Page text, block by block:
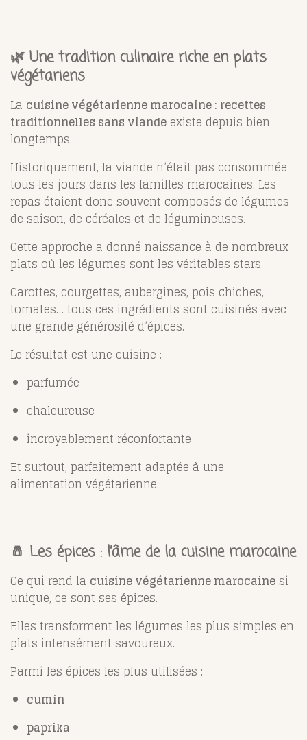
🌿 Une tradition culinaire riche en plats
végétariens
La cuisine végétarienne marocaine : recettes
traditionnelles sans viande existe depuis bien
longtemps.
Historiquement, la viande n’était pas consommée
tous les jours dans les familles marocaines. Les
repas étaient donc souvent composés de légumes
de saison, de céréales et de légumineuses.
Cette approche a donné naissance à de nombreux
plats où les légumes sont les véritables stars.
Carottes, courgettes, aubergines, pois chiches,
tomates… tous ces ingrédients sont cuisinés avec
une grande générosité d’épices.
Le résultat est une cuisine :
parfumée
chaleureuse
incroyablement réconfortante
Et surtout, parfaitement adaptée à une
alimentation végétarienne.
🧂 Les épices : l’âme de la cuisine marocaine
Ce qui rend la cuisine végétarienne marocaine si
unique, ce sont ses épices.
Elles transforment les légumes les plus simples en
plats intensément savoureux.
Parmi les épices les plus utilisées :
cumin
paprika